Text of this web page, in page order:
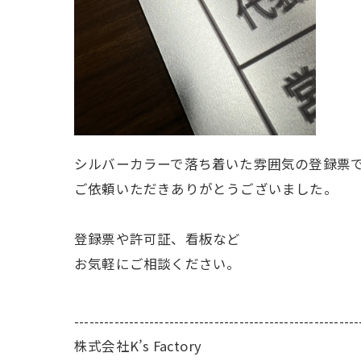
シルバーカラーで落ち着いた雰囲気の登録票で
ご依頼いただきありがとうございました。
登録票や許可証、看板など
お気軽にご相談ください。
株式会社K’s Factory